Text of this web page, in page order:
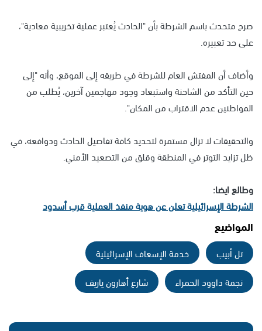
صرح متحدث باسم الشرطة بأن "الحادث يُعتبر عملية تخريبية معادية"،
على حد تعبيره.
وأضاف أن المفتش العام للشرطة في طريقه إلى الموقع، وأنه "إلى
حين التأكد من الشاحنة واستبعاد وجود مهاجمين آخرين، يُطلب من
المواطنين عدم الاقتراب من المكان".
والتحقيقات لا تزال مستمرة لتحديد كافة تفاصيل الحادث ودوافعه، في
ظل تزايد التوتر في المنطقة وقلق من التصعيد الأمني.
وطالع ايضا:
الشرطة الإسرائيلية تعلن عن هوية منفذ العملية قرب أسدود
المواضيع
تل أبيب
خدمة الإسعاف الإسرائيلية
نجمة داوود الحمراء
شارع أهارون ياريف